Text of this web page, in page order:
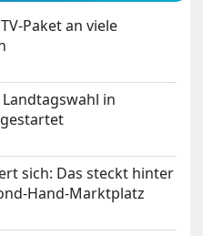
Paket an viele
in
sich: Das steckt hinter
Hand-Marktplatz